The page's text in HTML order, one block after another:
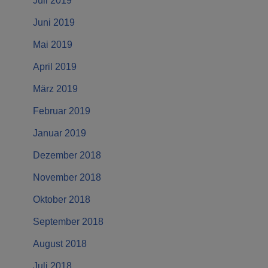
Juni 2019
Mai 2019
April 2019
März 2019
Februar 2019
Januar 2019
Dezember 2018
November 2018
Oktober 2018
September 2018
August 2018